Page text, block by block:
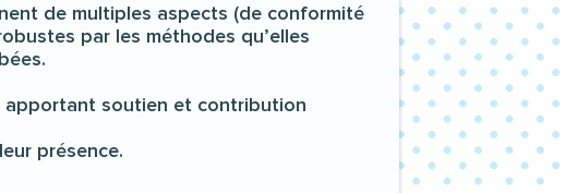
de multiples aspects (de conformité
par les méthodes qu’elles
apportant soutien et contribution
présence.